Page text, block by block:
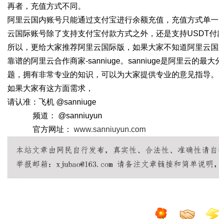
再者，充值方式不同。
阿里云国内账号只能通过支付宝进行余额充值，充值方式单
云国际账号除了支持支付宝付款方式之外，还是支持USDT
所以，更给大家推荐阿里云国际版，如果大家不知道阿里云
靠谱的阿里云合作商家-sanniuge。sanniuge是阿里云的最
题，拥有非常专业的知识，可以为大家提供专业的意见指导。
如果大家有这方面需求，
请认准：飞机 @sanniuge
频道： @sanniuyun
官方网址： www.sanniuyun.com